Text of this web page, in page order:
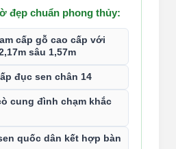
đẹp chuẩn phong thủy:
cấp gỗ cao cấp với
sâu 1,57m
đục sen chân 14
cung đình chạm khắc
quốc dân kết hợp bàn